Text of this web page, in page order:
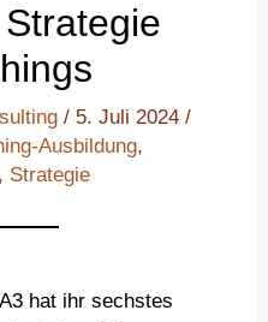
/ 5. Juli 2024/
Ausbildung,
, Strategie
hat ihr sechstes